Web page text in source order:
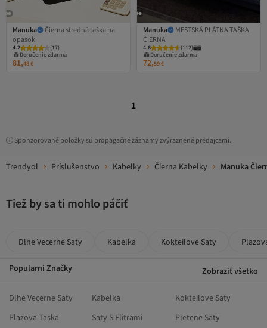
Manuka
Čierna stredná taška na
opasok
4.2 (17)
Doručenie zdarma
81,48€
Manuka
MESTSKÁ PLÁTNA TAŠKA
ČIERNA
4.6 (112)
Doručenie zdarma
72,59€
1
Sponzorované položky sú propagačné záznamy zvýraznené predajcami.
Trendyol Príslušenstvo Kabelky Čierna Kabelky Manuka
Tiež by sa ti mohlo páčiť
Dlhe Vecerne Saty Kabelka Kokteilove Saty
Popularni Značky Zobraziť všetko
Dlhe Vecerne Saty Kabelka
Kokteilove Saty
Plazova Taska
Saty S Flitrami
Pletene Saty